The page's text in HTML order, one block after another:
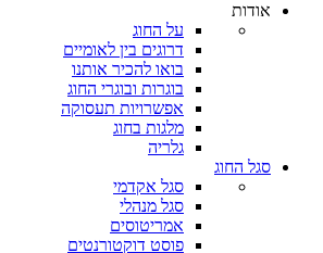
אודות
על החוג
דרוגים בין לאומיים
בואו להכיר אותנו
בוגרות ובוגרי החוג
אפשרויות תעסוקה
מלגות בחוג
גלריה
סגל החוג
סגל אקדמי
סגל מנהלי
אמריטוסים
פוסט דוקטורנטים